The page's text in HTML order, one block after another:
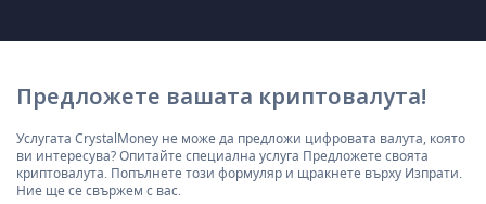
Предложете вашата криптовалута!
Услугата CrystalMoney не може да предложи цифровата валута, която
ви интересува? Опитайте специална услуга Предложете своята
криптовалута. Попълнете този формуляр и щракнете върху Изпрати.
Ние ще се свържем с вас.